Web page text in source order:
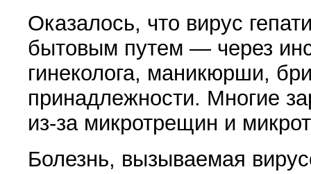
Оказалось, что вирус
бытовым путем — через
гинеколога, маникюрши,
принадлежности. Многие
из-за микротрещин и
Болезнь, вызываемая